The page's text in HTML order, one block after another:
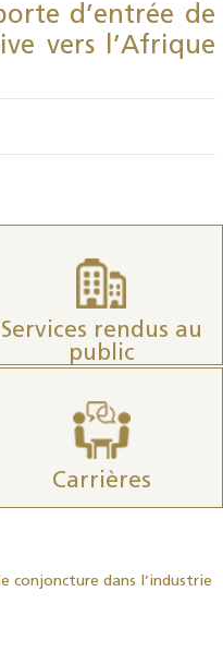
d’entrée de
vers l’Afrique
Services rendus au
public
Carrières
conjoncture dans l’industrie